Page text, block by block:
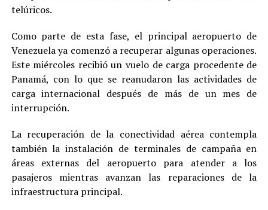
telúricos.
Como parte de esta fase, el principal aeropuerto de
Venezuela ya comenzó a recuperar algunas operaciones.
Este miércoles recibió un vuelo de carga procedente de
Panamá, con lo que se reanudaron las actividades de
carga internacional después de más de un mes de
interrupción.
La recuperación de la conectividad aérea contempla
también la instalación de terminales de campaña en
áreas externas del aeropuerto para atender a los
pasajeros mientras avanzan las reparaciones de la
infraestructura principal.